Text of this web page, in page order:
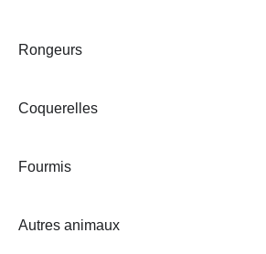
Rongeurs
Coquerelles
Fourmis
Autres animaux